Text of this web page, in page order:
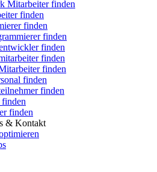
Mitarbeiter finden
finden
finden
finden
finden
finden
finden
finden
finden
finden
& Kontakt